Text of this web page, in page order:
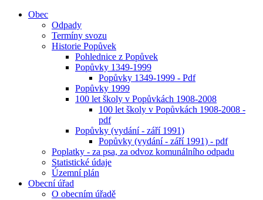
Obec
Odpady
Termíny svozu
Historie Popůvek
Pohlednice z Popůvek
Popůvky 1349-1999
Popůvky 1349-1999 - Pdf
Popůvky 1999
100 let školy v Popůvkách 1908-2008
100 let školy v Popůvkách 1908-2008 -
pdf
Popůvky (vydání - září 1991)
Popůvky (vydání - září 1991) - pdf
Poplatky - za psa, za odvoz komunálního odpadu
Statistické údaje
Územní plán
Obecní úřad
O obecním úřadě